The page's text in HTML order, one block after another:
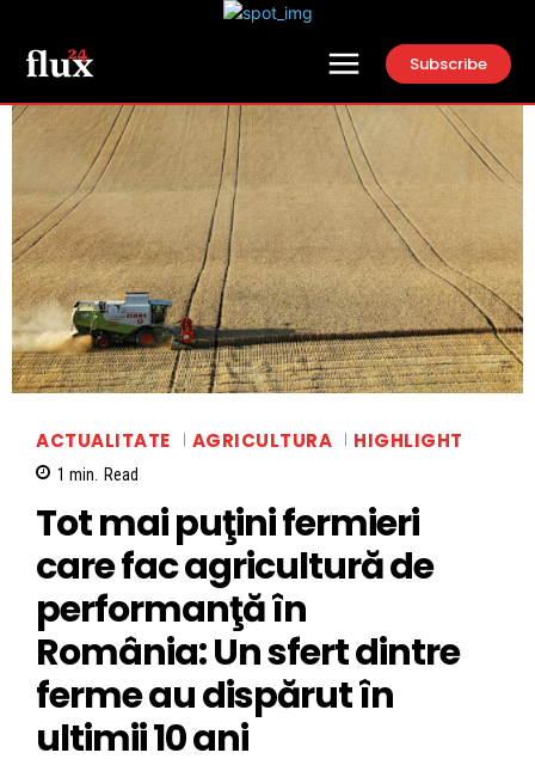
Subscribe
ACTUALITATE AGRICULTURA HIGHLIGHT
1 min. Read
Tot mai puţini fermieri
care fac agricultură de
performanţă în
România: Un sfert dintre
ferme au dispărut în
ultimii 10 ani